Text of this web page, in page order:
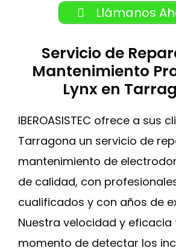
Llámanos
Servicio de
Mantenimiento
Lynx en
IBEROASISTEC ofrece a sus
Tarragona un servicio de
mantenimiento de
de calidad, con
cualificados y con años de
Nuestra velocidad y eficacia
momento de detectar los